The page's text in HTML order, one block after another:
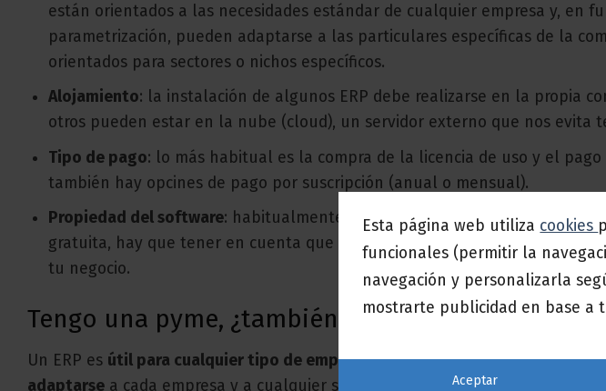
están orientados a las necesidades estándar de cualquier empresa y, en
parametrización, pueden adaptarse a las particulares específicas de la
orientados para sectores o nichos específicos.
Alojamiento: la instalación de algunos ERP debe realizarse en la propia
otros pueden estar en la nube (cloud), un servidor externo que nos evita
Tipo de pago: lo más habitual es la compra de la licencia de uso y el
también hay opcines de pago por suscripción (anual o mensual).
Propiedad del software: habitualmente el cliente elige ser propietario del
gratuita, hay que tener en cuenta que muchas opciones son de pago y
tu negocio.
Tengo una pyme, ¿también puedo tener un ERP?
Un ERP es útil para cualquier tipo de empresa, independientemente del
adaptarse a cada empresa y a cualquier sector de actividad.
Esta página web utiliza cookies
funcionales (permitir la
navegación y personalizarla
mostrarte publicidad en base a
Aceptar